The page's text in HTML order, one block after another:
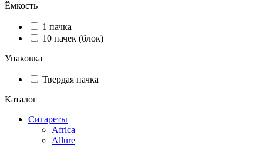
Ёмкость
1 пачка
10 пачек (блок)
Упаковка
Твердая пачка
Каталог
Сигареты
Africa
Allure